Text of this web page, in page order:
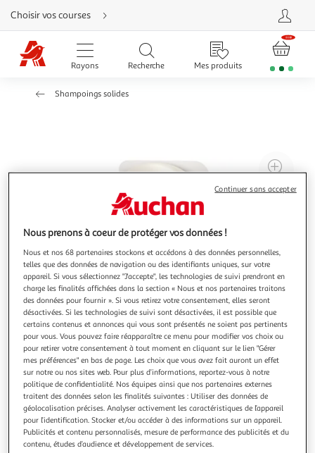
Aller
directement
au
contenu
Aller
directement
Aller
rubrique
Choisir vos courses
Rayons Recherche Mes produits
Shampoings solides
3.5 (2)
NATURE BOX
Shampoing solide réparation au beurre de karité bio
cheveux abîmés et cassants
Nous prenons à coeur de protéger vos données !
Nous et nos 68 partenaires stockons et accédons à des données personnelles,
telles que des données de navigation ou des identifiants uniques, sur votre
appareil. Si vous sélectionnez "J'accepte", les technologies de suivi prendront en
charge les finalités affichées dans la section « Nous et nos partenaires traitons
des données pour fournir ». Si vous retirez votre consentement, elles seront
désactivées. Si les technologies de suivi sont désactivées, il est possible que
certains contenus et annonces qui vous sont présentés ne soient pas pertinents
pour vous. Vous pouvez faire réapparaître ce menu pour modifier vos choix ou
pour retirer votre consentement à tout moment en cliquant sur le lien "Gérer
mes préférences" en bas de page. Les choix que vous avez fait auront un effet
sur notre ou nos sites web. Pour plus d’informations, reportez-vous à notre
politique de confidentialité. Nos équipes ainsi que nos partenaires externes
traitent des données selon les finalités suivantes : Utiliser des données de
géolocalisation précises. Analyser activement les caractéristiques de l’appareil
pour l’identification. Stocker et/ou accéder à des informations sur un appareil.
Publicités et contenu personnalisés, mesure de performance des publicités et du
contenu, études d’audience et développement de services.
Continuer sans accepter